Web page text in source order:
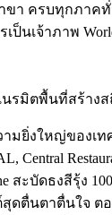
ขา ครบทุกภ
เจ้าภาพ
เนรมิตพื้นที่สร้า
ติความยิ่งให
สะบัดธงสี
นตาตื่นใจ ตอ